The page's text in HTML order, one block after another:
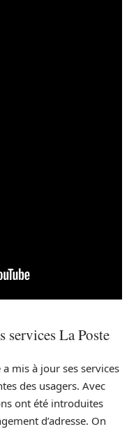
services La Poste
mis à jour ses services
des usagers. Avec
ont été introduites
d’adresse. On